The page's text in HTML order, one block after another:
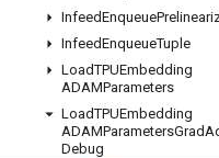
InfeedEnqueue
InfeedEnqueueTuple
LoadTPUEmbedding
ADAMParameters
LoadTPUEmbedding
ADAMParametersGrad
Debug